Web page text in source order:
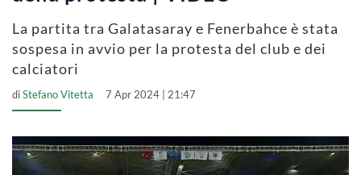
La partita tra Galatasaray e Fenerbahce è stata
sospesa in avvio per la protesta del club e dei
calciatori
diStefano Vitetta 7 Apr 2024 | 21:47